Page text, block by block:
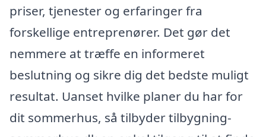
priser, tjenester og erfaringer fra
forskellige entreprenører. Det gør det
nemmere at træffe en informeret
beslutning og sikre dig det bedste muligt
resultat. Uanset hvilke planer du har for
dit sommerhus, så tilbyder tilbygning-